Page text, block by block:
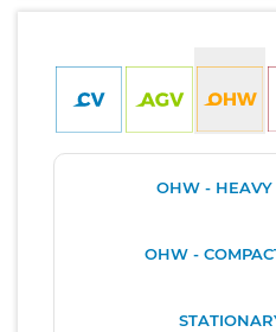
OHW - HEAVY
OHW -